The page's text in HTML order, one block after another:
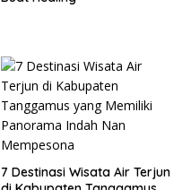
7 Destinasi Wisata Air Terjun